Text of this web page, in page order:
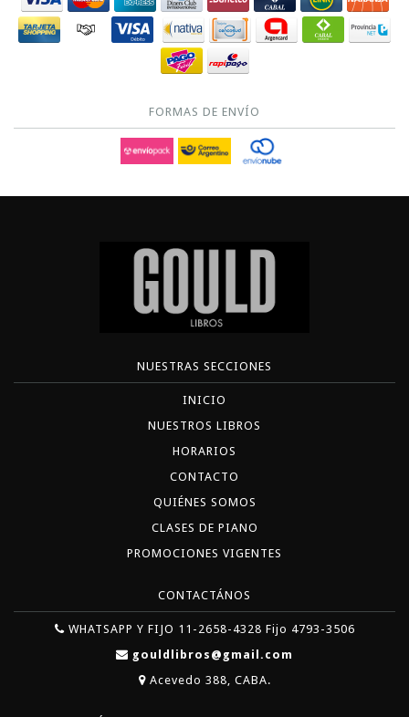
FORMAS DE ENVÍO
NUESTRAS SECCIONES
INICIO
NUESTROS LIBROS
HORARIOS
CONTACTO
QUIÉNES SOMOS
CLASES DE PIANO
PROMOCIONES VIGENTES
CONTACTÁNOS
WHATSAPP Y FIJO 11-2658-4328 Fijo 4793-3506
gouldlibros@gmail.com
Acevedo 388, CABA.